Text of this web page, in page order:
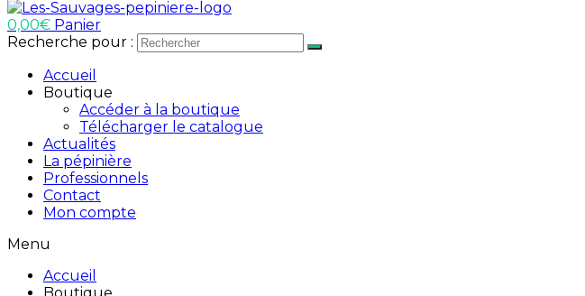
0,00€ Panier
Recherche pour :
Accueil
Boutique
Accéder à la boutique
Télécharger le catalogue
Actualités
La pépinière
Professionnels
Contact
Mon compte
Menu
Accueil